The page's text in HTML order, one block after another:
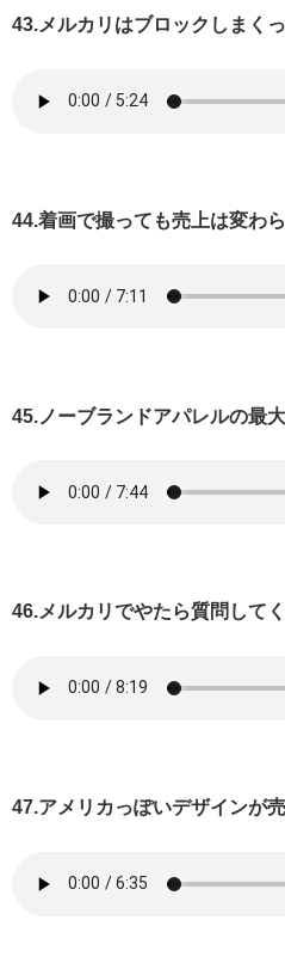
43.メルカリはブロックしまく
44.着画で撮っても売上は変わ
45.ノーブランドアパレルの最
46.メルカリでやたら質問して
47.アメリカっぽいデザインが